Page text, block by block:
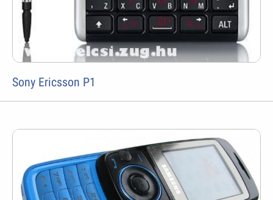
Sony Ericsson P1